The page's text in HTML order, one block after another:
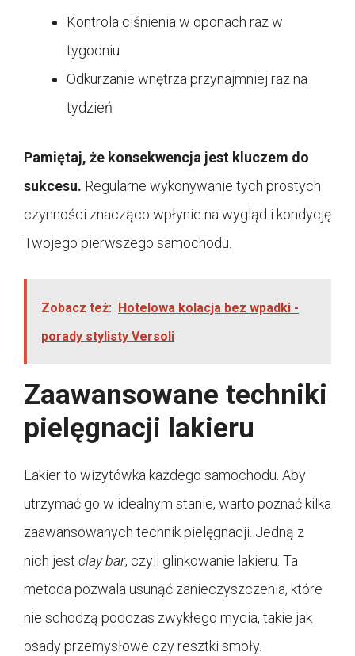
Kontrola ciśnienia w oponach raz w
tygodniu
Odkurzanie wnętrza przynajmniej raz na
tydzień
Pamiętaj, że konsekwencja jest kluczem do
sukcesu. Regularne wykonywanie tych prostych
czynności znacząco wpłynie na wygląd i kondycję
Twojego pierwszego samochodu.
Zobacz też: Hotelowa kolacja bez wpadki -
porady stylisty Versoli
Zaawansowane techniki
pielęgnacji lakieru
Lakier to wizytówka każdego samochodu. Aby
utrzymać go w idealnym stanie, warto poznać kilka
zaawansowanych technik pielęgnacji. Jedną z
nich jest clay bar, czyli glinkowanie lakieru. Ta
metoda pozwala usunąć zanieczyszczenia, które
nie schodzą podczas zwykłego mycia, takie jak
osady przemysłowe czy resztki smoły.